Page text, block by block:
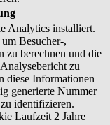
Analytics installiert.
Besucher-,
zu berechnen und die
zu
diese Informationen
generierte Nummer
identifizieren.
Laufzeit 2 Jahre